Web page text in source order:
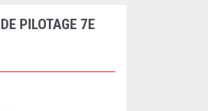
PILOTAGE 7E